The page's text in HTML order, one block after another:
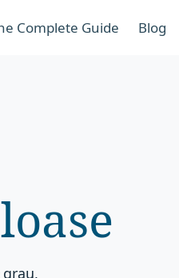
Complete Guide Blog